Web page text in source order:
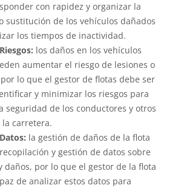
con rapidez y organizar la
sustitución de los vehículos dañados
los tiempos de inactividad.
los daños en los vehículos
aumentar el riesgo de lesiones o
lo que el gestor de flotas debe ser
y minimizar los riesgos para
seguridad de los conductores y otros
carretera.
la gestión de daños de la flota
y gestión de datos sobre
daños, por lo que el gestor de la flota
de analizar estos datos para